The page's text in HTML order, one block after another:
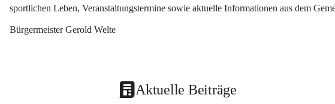
sportlichen Leben, Veranstaltungstermine sowie aktuelle Informationen aus dem
Bürgermeister Gerold Welte
Aktuelle Beiträge